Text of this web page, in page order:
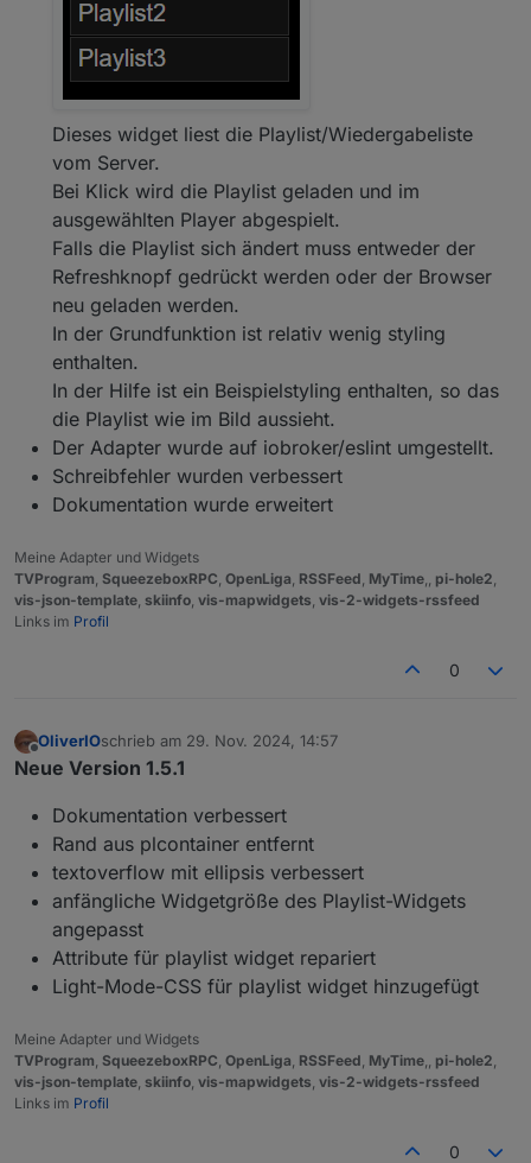
Dieses widget liest die Playlist/Wiedergabeliste
vom Server.
Bei Klick wird die Playlist geladen und im
ausgewählten Player abgespielt.
Falls die Playlist sich ändert muss entweder der
Refreshknopf gedrückt werden oder der Browser
neu geladen werden.
In der Grundfunktion ist relativ wenig styling
enthalten.
In der Hilfe ist ein Beispielstyling enthalten, so das
die Playlist wie im Bild aussieht.
Der Adapter wurde auf iobroker/eslint umgestellt.
Schreibfehler wurden verbessert
Dokumentation wurde erweitert
Meine Adapter und Widgets
TVProgram, SqueezeboxRPC, OpenLiga, RSSFeed, MyTime,, pi-hole2,
vis-json-template, skiinfo, vis-mapwidgets, vis-2-widgets-rssfeed
Links im Profil
0
Offline
OliverIOschrieb am 29. Nov. 2024, 14:57
zuletzt editiert von
Neue Version 1.5.1
Dokumentation verbessert
Rand aus plcontainer entfernt
textoverflow mit ellipsis verbessert
anfängliche Widgetgröße des Playlist-Widgets
angepasst
Attribute für playlist widget repariert
Light-Mode-CSS für playlist widget hinzugefügt
Meine Adapter und Widgets
TVProgram SqueezeboxRPC OpenLiga RSSFeed MyTime pi-hole2
vis-json-template skiinfo vis-mapwidgets vis-2-widgets-rssfeed
Links im Profil
0